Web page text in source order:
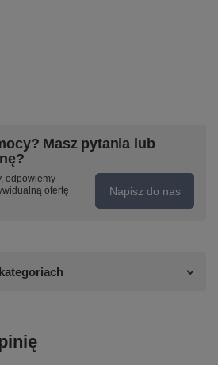
Masz pytania lub
odpowiemy
ofertę
Napisz do nas